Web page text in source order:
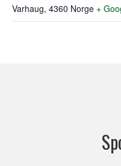
Varhaug, 4360 Norge +